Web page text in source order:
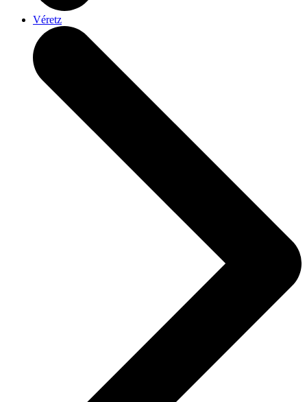
Véretz